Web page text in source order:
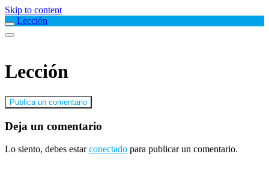
Skip to content
Lección
Lección
Publica un comentario
Deja un comentario
Lo siento, debes estarconectado para publicar un comentario.